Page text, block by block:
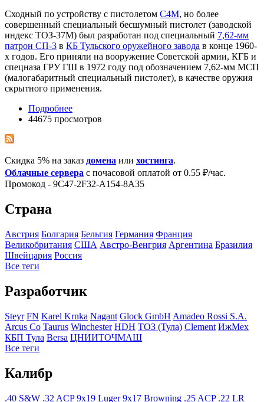
Сходный по устройству с пистолетом С4М, но более
совершенный специальный бесшумный пистолет (заводской
индекс ТОЗ-37М) был разработан под специальный 7,62-мм
патрон СП-3 в КБ Тульского оружейного завода в конце 1960-
х годов. Его приняли на вооружение Советской армии, КГБ и
спецназа ГРУ ГШ в 1972 году под обозначением 7,62-мм МСП
(малогабаритный специальный пистолет), в качестве оружия
скрытного применения.
Подробнее
44675 просмотров
Скидка 5% на заказ домена или хостинга.
Облачные сервера с почасовой оплатой от 0.55 ₽/час.
Промокод - 9C47-2F32-A154-8A35
Страна
Австрия Болгария Бельгия Германия Франция
Великобритания США Австро-Венгрия Аргентина Бразилия
Швейцария Росcия
Все теги
Разработчик
Steyr FN Karel Krnka Nagant Glock GmbH Amadeo Rossi S.A.
Arcus Co Taurus Winchester HDH ТОЗ (Тула) Clement ИжМех
КБП Тула Bersa ЦНИИТОЧМАШ
Все теги
Калибр
.40 S&W .32 ACP 9x19 Luger 9x17 Browning .25 ACP .22 LR